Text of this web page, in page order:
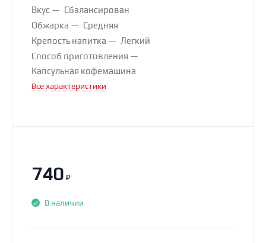
Вкус
Сбалансирован
Обжарка
Средняя
Крепость напитка
Легкий
Способ приготовления
Капсульная кофемашина
Все характеристики
740 ₽
В наличии